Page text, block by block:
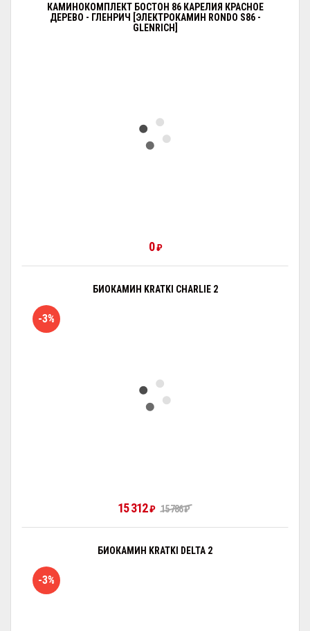
КАМИНОКОМПЛЕКТ БОСТОН 86 КАРЕЛИЯ КРАСНОЕ
ДЕРЕВО - ГЛЕНРИЧ [ЭЛЕКТРОКАМИН RONDO S86 -
GLENRICH]
0₽
БИОКАМИН KRATKI CHARLIE 2
-3%
15 312₽ 15 786₽
БИОКАМИН KRATKI DELTA 2
-3%